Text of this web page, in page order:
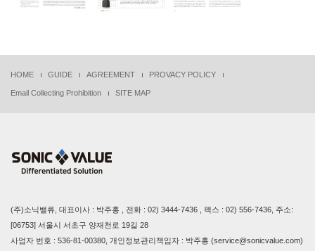
HOME GUIDE AGREEMENT PROVACY POLICY
Email Collecting Prohibition SITE MAP
(주)소닉밸류, 대표이사 : 박주홍 , 전화 : 02) 3444-7436 , 팩스 : 02) 556-7436, 주소:
[06753] 서울시 서초구 양재천로 19길 28
사업자 번호 : 536-81-00380, 개인정보관리책임자 : 박주홍 (service@sonicvalue.com)